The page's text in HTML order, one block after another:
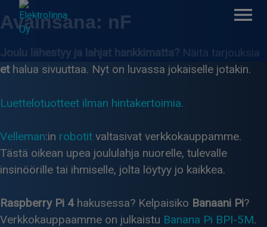
to
content
Elektrolinna Oy
Verkkokauppa
Avainsana: nF
Joulu lähestyy ja lahjat hankkimatta? Näitä tarjouksia
ethalua sivuuttaa. Nyt on luvassa jokaiselle jotakin.
Luettelotuotteet ilman hintakertoimia.
Velleman:in robotit valtasivat verkkokauppamme.
Tästä oikean upea joululahja nuorelle, tulevalle
insinöörille tai ihmiselle, jolta löytyy jo kaikkea.
Raspberry Pi 4hakusessa? Kelpaisiko Banaani Pi?
Verkkokauppaamme on julkaistu Banana Pi BPI-5M.